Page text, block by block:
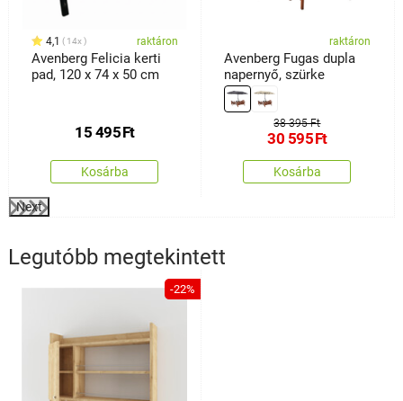
4,1 14x raktáron
Avenberg Felicia kerti
pad, 120 x 74 x 50 cm
15 495Ft
Kosárba
raktáron
Avenberg Fugas dupla
napernyő, szürke
38 395 Ft
30 595Ft
Kosárba
Next
Legutóbb megtekintett
-22%